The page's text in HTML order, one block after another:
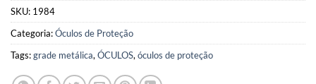
SKU: 1984
Categoria:Óculos de Proteção
Tags:grade metálica,ÓCULOS,óculos de proteção